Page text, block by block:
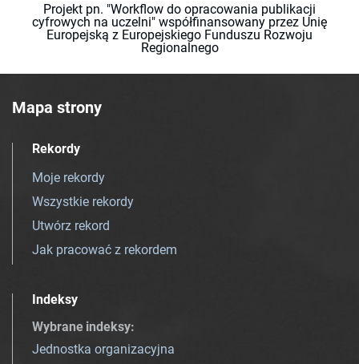
Projekt pn. "Workflow do opracowania publikacji
cyfrowych na uczelni" współfinansowany przez Unię
Europejską z Europejskiego Funduszu Rozwoju
Regionalnego
Mapa strony
Rekordy
Moje rekordy
Wszystkie rekordy
Utwórz rekord
Jak pracować z rekordem
Indeksy
Wybrane indeksy:
Jednostka organizacyjna